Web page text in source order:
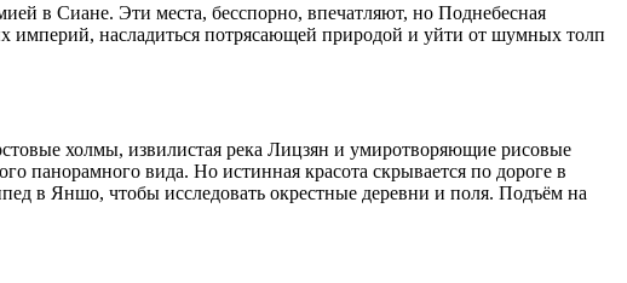
в Сиане. Эти места, бесспорно, впечатляют, но Поднебесная
империй, насладиться потрясающей природой и уйти от шумных толп
холмы, извилистая река Лицзян и умиротворяющие рисовые
панорамного вида. Но истинная красота скрывается по дороге в
в Яншо, чтобы исследовать окрестные деревни и поля. Подъём на